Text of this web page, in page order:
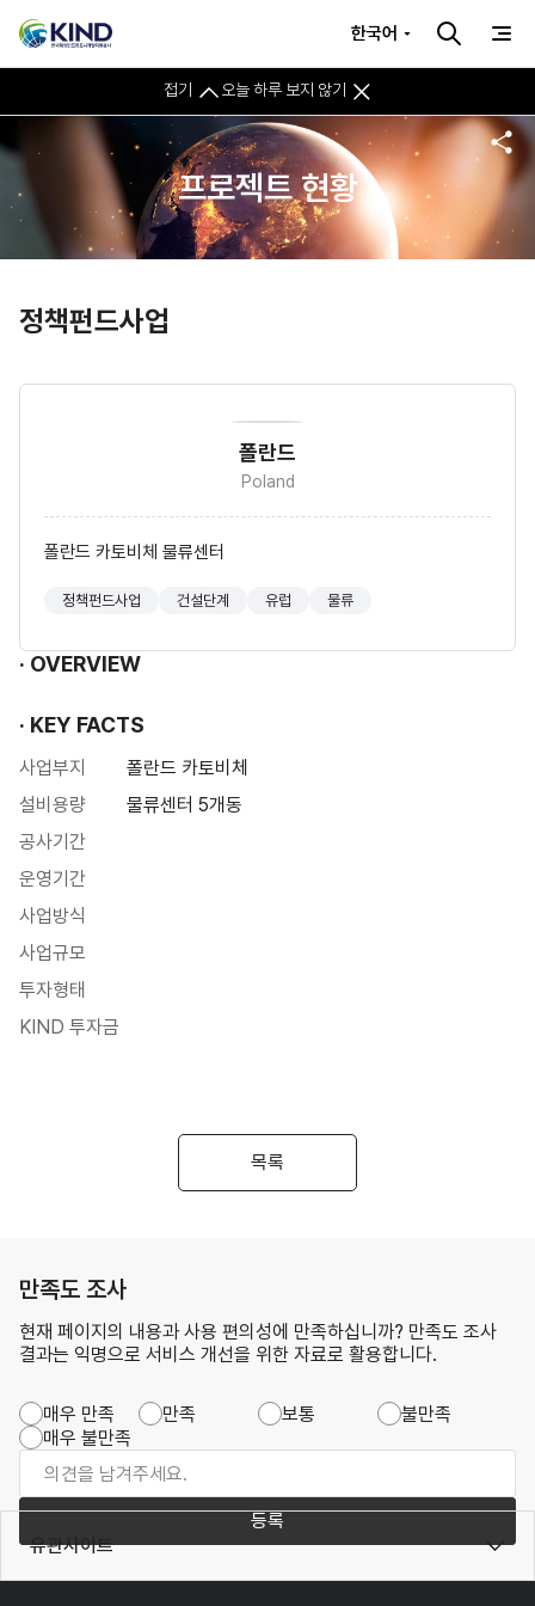
접기 오늘 하루 보지 않기
한국어
프로젝트 현황
정책펀드사업
폴란드
Poland
폴란드 카토비체 물류센터
정책펀드사업 건설단계 유럽 물류
OVERVIEW
KEY FACTS
사업부지
폴란드 카토비체
설비용량
물류센터 5개동
공사기간
운영기간
사업방식
사업규모
투자형태
KIND 투자금
목록
만족도 조사
현재 페이지의 내용과 사용 편의성에 만족하십니까? 만족도 조사
결과는 익명으로 서비스 개선을 위한 자료로 활용합니다.
매우 만족 만족 보통
불만족
매우 불만족
등록
유관사이트